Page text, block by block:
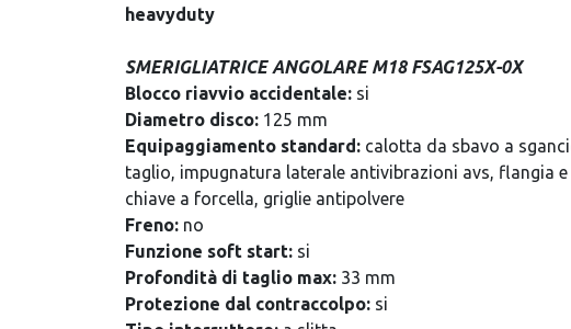
heavyduty
SMERIGLIATRICE ANGOLARE M18 FSAG125X-0X
Blocco riavvio accidentale: si
Diametro disco: 125 mm
Equipaggiamento standard: calotta da sbavo a
taglio, impugnatura laterale antivibrazioni avs, flangia
chiave a forcella, griglie antipolvere
Freno: no
Funzione soft start: si
Profondità di taglio max: 33 mm
Protezione dal contraccolpo: si